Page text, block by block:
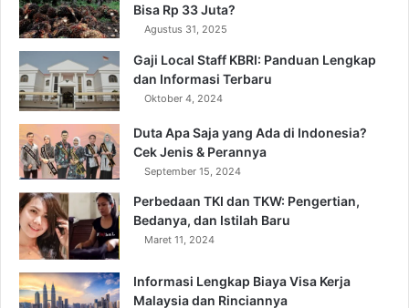
Bisa Rp 33 Juta?
Agustus 31, 2025
Gaji Local Staff KBRI: Panduan Lengkap
dan Informasi Terbaru
Oktober 4, 2024
Duta Apa Saja yang Ada di Indonesia?
Cek Jenis & Perannya
September 15, 2024
Perbedaan TKI dan TKW: Pengertian,
Bedanya, dan Istilah Baru
Maret 11, 2024
Informasi Lengkap Biaya Visa Kerja
Malaysia dan Rinciannya